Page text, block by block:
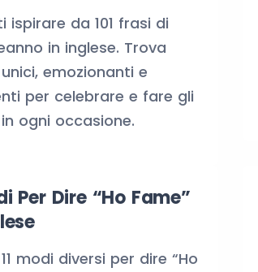
ispirare da 101 frasi di
in inglese. Trova
emozionanti e
per celebrare e fare gli
ogni occasione.
Per Dire “Ho Fame”
modi diversi per dire “Ho